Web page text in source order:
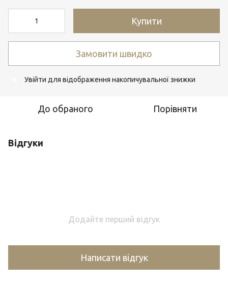
Купити
Замовити швидко
Увійти для відображення накопичувальної знижки
До обраного Порівняти
Відгуки
Додайте перший відгук
Написати відгук